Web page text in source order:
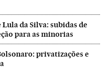
da Silva: subidas de
para as minorias
privatizações e